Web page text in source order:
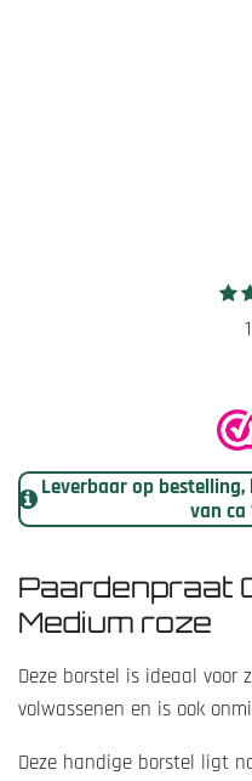
5
t
e
r
e
n
1 2
t
e
n
Leverbaar op
van ca
Paardenpraat
Medium roze
Deze borstel is ideaal voor
volwassenen en is ook
Deze handige borstel ligt